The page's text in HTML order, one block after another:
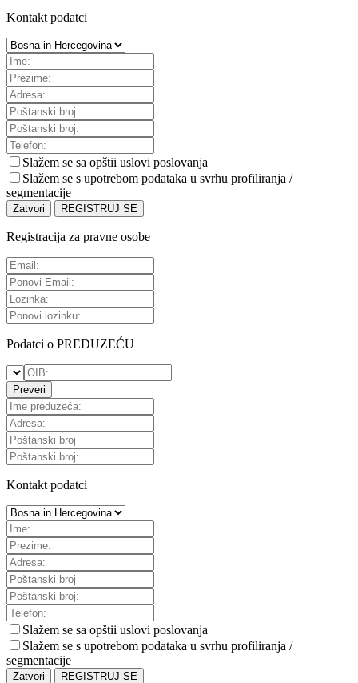
Kontakt podatci
Slažem se sa opštii uslovi poslovanja
Slažem se s upotrebom podataka u svrhu profiliranja /
segmentacije
Zatvori REGISTRUJ SE
Registracija za pravne osobe
Podatci o PREDUZEĆU
Preveri
Kontakt podatci
Slažem se sa opštii uslovi poslovanja
Slažem se s upotrebom podataka u svrhu profiliranja /
segmentacije
Zatvori REGISTRUJ SE